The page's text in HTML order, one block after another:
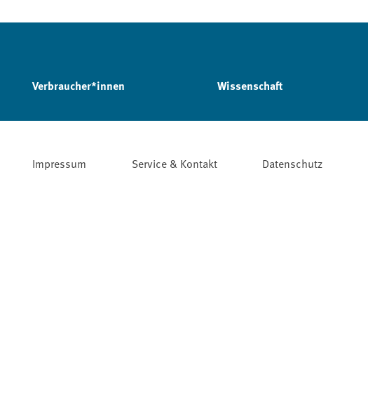
Verbraucher*innen Wissenschaft
Impressum Service & Kontakt Datenschutz